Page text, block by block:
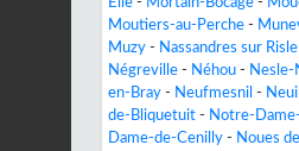
Moutiers-au-Perche -
Muzy - Nassandres sur Risle
Négreville - Néhou - Nesle-
en-Bray - Neufmesnil -
de-Bliquetuit - Notre-
Dame-de-Cenilly - Noues